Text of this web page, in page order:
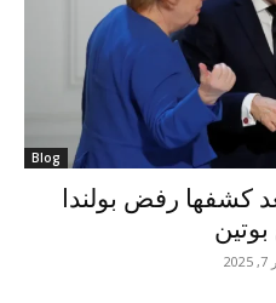
Blog
كشفها رفض بولندا